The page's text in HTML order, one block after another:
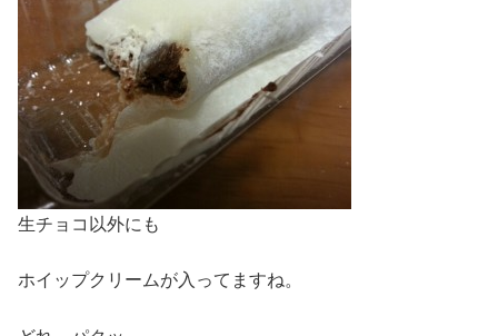
生チョコ以外にも
ホイップクリームが入ってますね。